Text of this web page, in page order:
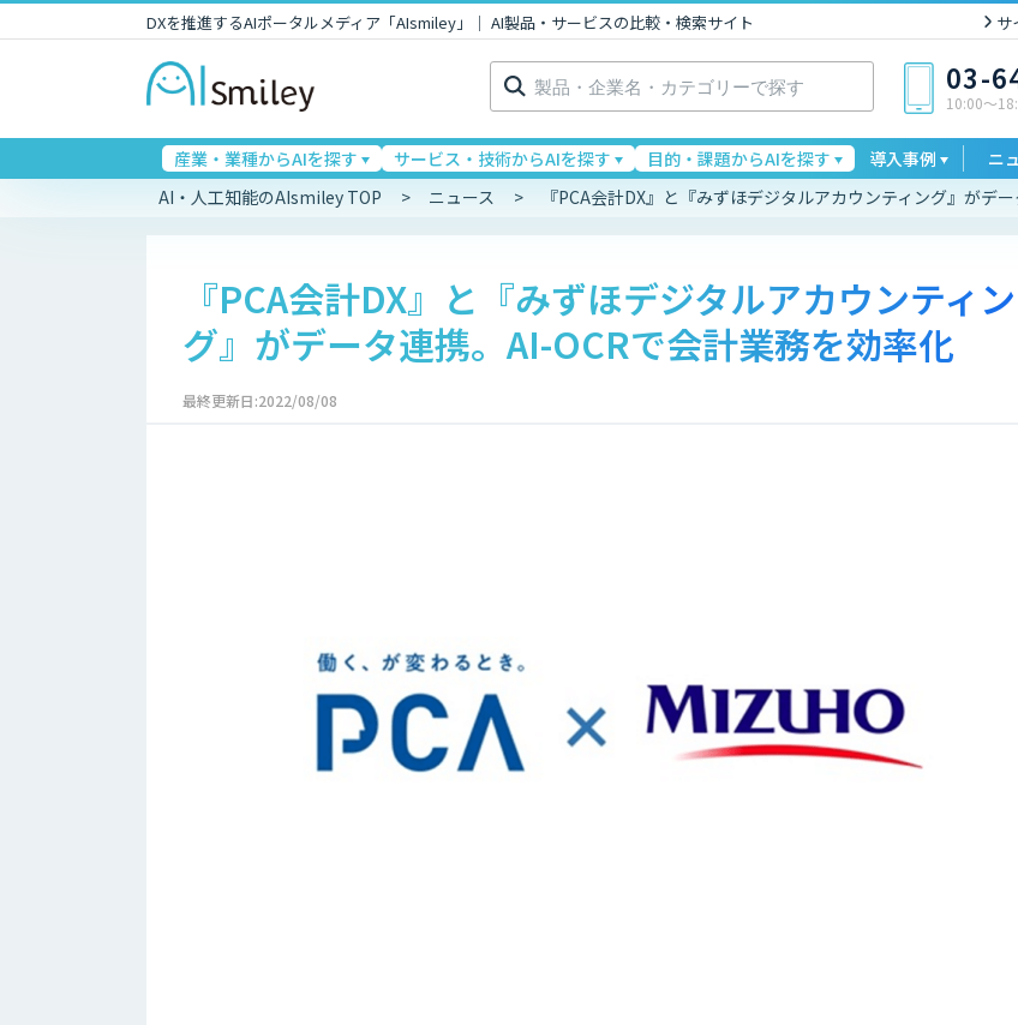
DXを推進するAIポータルメディア「AIsmiley」｜ AI製品・サービスの比較・検索サイト サ
検
索: 03-
10:00〜
産業・業種からAIを探す サービス・技術からAIを探す 目的・課題からAIを探す 導入事例 ニ
AI・人工知能のAIsmiley TOP ニュース 『PCA会計DX』と『みずほデジタルアカウンティング』がデ
『PCA会計DX』と『みずほデジタルアカウンティン
グ』がデータ連携。AI-OCRで会計業務を効率化
最終更新日:2022/08/08